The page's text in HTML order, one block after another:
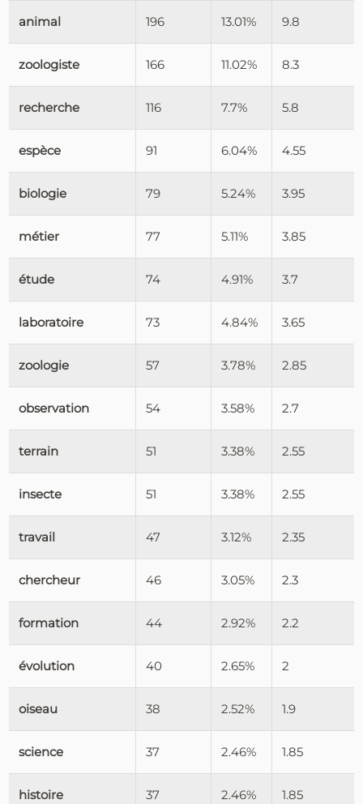
animal 196 13.01% 9.8
zoologiste 166 11.02% 8.3
recherche 116 7.7% 5.8
espèce 91 6.04% 4.55
biologie 79 5.24% 3.95
métier 77 5.11% 3.85
étude 74 4.91% 3.7
laboratoire 73 4.84% 3.65
zoologie 57 3.78% 2.85
observation 54 3.58% 2.7
terrain 51 3.38% 2.55
insecte 51 3.38% 2.55
travail 47 3.12% 2.35
chercheur 46 3.05% 2.3
formation 44 2.92% 2.2
évolution 40 2.65% 2
oiseau 38 2.52% 1.9
science 37 2.46% 1.85
histoire 37 2.46% 1.85